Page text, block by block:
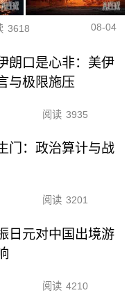
3618 08-04
朗口是心非：美伊
与极限施压
阅读 3935
门：政治算计与战
阅读 3201
日元对中国出境游
阅读 4210